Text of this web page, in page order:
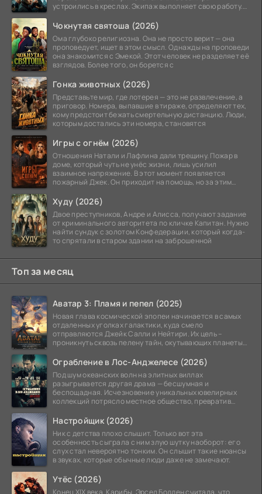
устроились в креслах. Экипаж выполняет свою работу.
Чокнутая святоша (2026)
Ома глубоко религиозна. Она не просто верит — она
проповедует, ищет в этом смысл. Однажды на проповеди
она знакомится с Эмекой. Этот человек не разделяет её
взглядов. Более того, он борется с
Гонка животных (2026)
Представьте мир, где лотерея — это не развлечение, а
приговор. Номера, выпавшие в тираже, определяют тех,
кому предстоит бежать смертельную дистанцию. Люди,
которым достались эти номера, становятся
Игры с огнём (2026)
Отношения Натали и Лафлина дали трещину. Пожар в
доме, который чуть не унёс жизни, лишь усилил
взаимное напряжение. В этот момент появляется
пожарный Джек. Он приходит на помощь, но за этим
Худу (2026)
Двое преступников, Андре и Алисса, получают задание
от криминального авторитета по кличке Капитан. Нужно
найти сундук с золотом Конфедерации, который когда-
то спрятали в старом здании на заброшенной
Топ за месяц
Аватар 3: Пламя и пепел (2025)
Новая глава космической эпопеи начинается в самых
отдаленных уголках галактики, куда смело
отправляются Джейк Салли и Нейтири. Их цель –
проникнуть сквозь пелену тайн, окутывающих планеты
Ограбление в Лос-Анджелесе (2026)
Под шум океанских волн на элитных виллах
разыгрывается другая драма — бесшумная и
беспощадная. Исчезновение уникальных ювелирных
коллекций потрясло местное общество, превратив
Настройщик (2026)
Ник с детства плохо слышит. Только вот эта
особенность сыграла с ним злую шутку наоборот: его
слух стал невероятно тонким. Он слышит такие нюансы
в звуках, которые обычные люди даже не замечают.
Утёс (2026)
Конец XIX века. Карибы. Эрсел Бодден считала, что